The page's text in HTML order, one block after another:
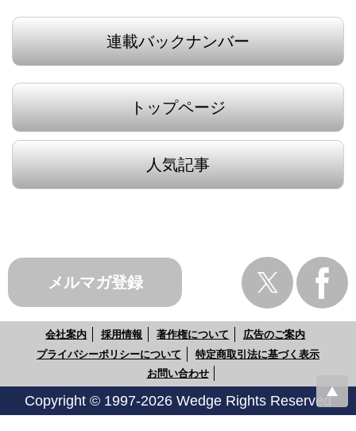
連載バックナンバー
トップページ
人気記事
メルマガ登録
会社案内 採用情報 著作権について
広告のご案内
プライバシーポリシーについて
特定商取引法に基づく表示
お問い合わせ
Copyright © 1997-2026 Wedge Rights Reserved